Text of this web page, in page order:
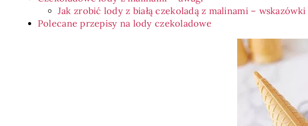
Jak zrobić lody z białą czekoladą z malinami – wskazówki
Polecane przepisy na lody czekoladowe